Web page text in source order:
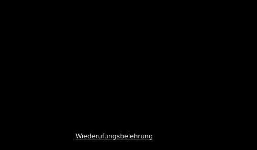
Wiederufungsbelehrung